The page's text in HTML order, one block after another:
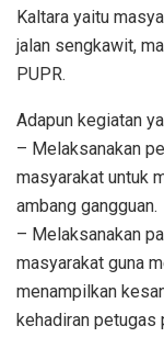
Kaltara yaitu
jalan sengkawit,
PUPR.
Adapun kegiatan
– Melaksanakan
masyarakat untuk
ambang gangguan.
– Melaksanakan
masyarakat guna
menampilkan
kehadiran petugas